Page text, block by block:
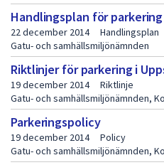
e
r
s
i
d
a
2
Handlingsplan för
22 december 2014
Handlingsplan
Gatu- och samhällsmiljönämnden
Riktlinjer för parkering i
19 december 2014
Riktlinje
Gatu- och samhällsmiljönämnden,
Parkeringspolicy
19 december 2014
Policy
Gatu- och samhällsmiljönämnden,